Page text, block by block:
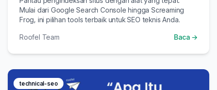
Mulai dari Google Search Console hingga Screaming
Frog, ini pilihan tools terbaik untuk SEO teknis Anda.
Roofel Team Baca →
technical-seo